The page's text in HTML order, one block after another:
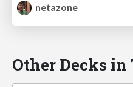
netazone
Other Decks